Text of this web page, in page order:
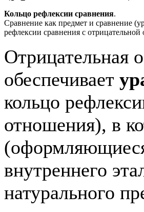
Кольцо рефлексии сравнения.
Сравнение как предмет и сравнение
рефлексии сравнения с отрицательной
Отрицательная
обеспечивает
кольцо
отношения), в
внутреннего
натурального